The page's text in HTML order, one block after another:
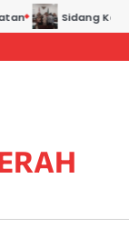
Sidang Kadin